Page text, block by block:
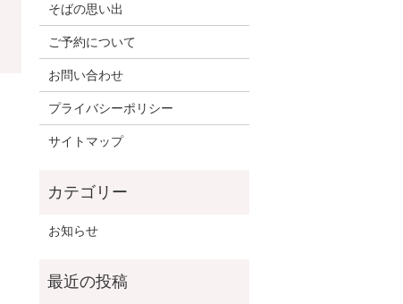
そばの思い出
ご予約について
お問い合わせ
プライバシーポリシー
サイトマップ
お知らせ